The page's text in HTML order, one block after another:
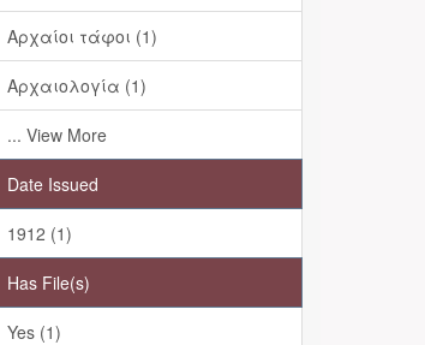
Αρχαίοι τάφοι (1)
Αρχαιολογία (1)
... View More
Date Issued
1912 (1)
Has File(s)
Yes (1)